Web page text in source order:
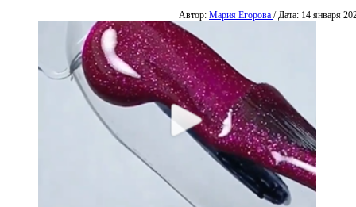
Автор: Мария Егорова / Дата: 14 января